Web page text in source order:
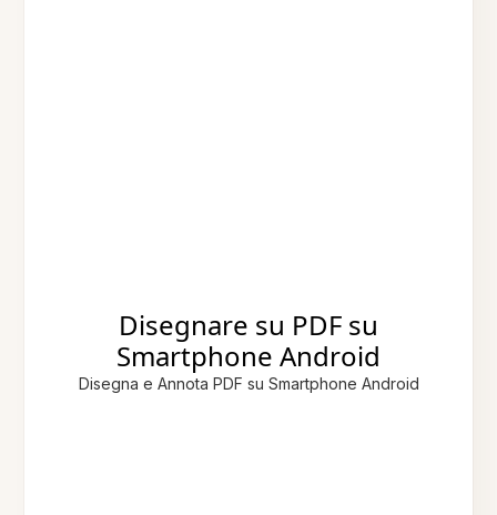
Disegnare su PDF su
Smartphone Android
Disegna e Annota PDF su Smartphone Android